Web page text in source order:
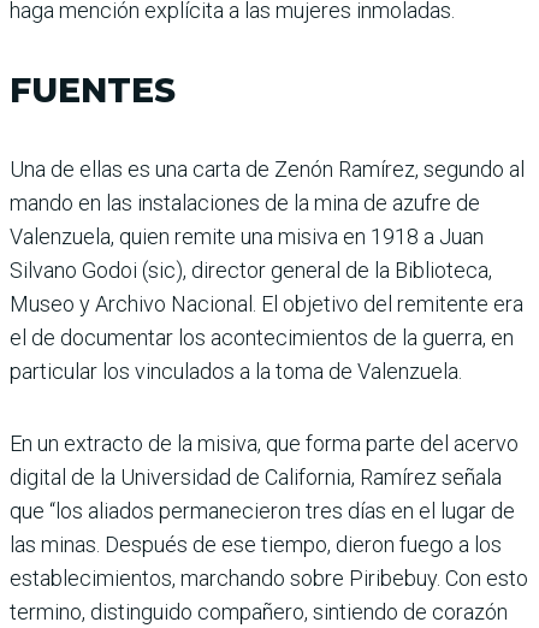
haga mención explícita a las mujeres inmoladas.
FUENTES
Una de ellas es una carta de Zenón Ramírez, segundo al
mando en las instalaciones de la mina de azufre de
Valenzuela, quien remite una misiva en 1918 a Juan
Silvano Godoi (sic), director general de la Biblioteca,
Museo y Archivo Nacional. El objetivo del remitente era
el de documentar los acontecimientos de la guerra, en
particular los vinculados a la toma de Valenzuela.
En un extracto de la misiva, que forma parte del acervo
digital de la Universidad de California, Ramírez señala
que “los aliados permanecieron tres días en el lugar de
las minas. Después de ese tiempo, dieron fuego a los
establecimientos, marchando sobre Piribebuy. Con esto
termino, distinguido compañero, sintiendo de corazón